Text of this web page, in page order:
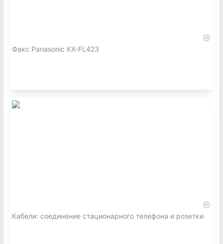
Факс Panasonic KX-FL423
Кабели: соединение стационарного телефона и розетки